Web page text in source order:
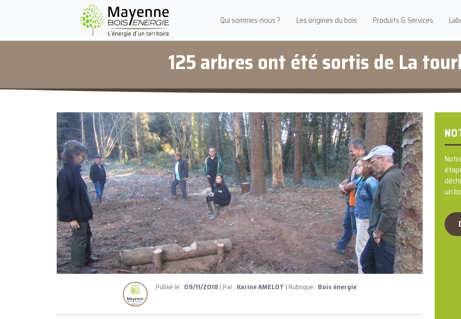
Qui sommes-nous ? Les origines du bois Produits & Services
125 arbres ont été sortis de La
Publié le : 09/11/2018 | Par : Karine AMELOT | Rubrique : Bois énergie
un